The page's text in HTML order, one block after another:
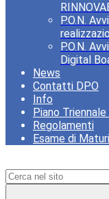
P.O.N.
P.O.N.
Digital
News
Contatti DPO
Info
Piano
Regolamenti
Esame di